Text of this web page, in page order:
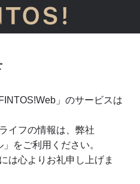
」のサービスは
イフの情報は、弊社
をご利用ください。
は心よりお礼申し上げま